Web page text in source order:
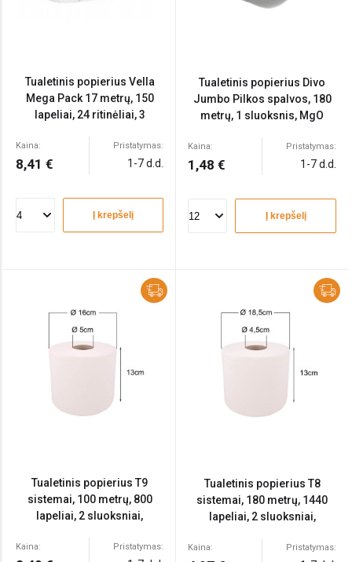
Tualetinis popierius Vella
Mega Pack 17 metrų, 150
lapeliai, 24 ritinėliai, 3
Kaina:
8,41 €
Pristatymas:
1-7 d.d.
Į krepšelį
Tualetinis popierius Divo
Jumbo Pilkos spalvos, 180
metrų, 1 sluoksnis, MgO
Kaina:
1,48 €
Pristatymas:
1-7 d.d.
Į krepšelį
Tualetinis popierius T9
sistemai, 100 metrų, 800
lapeliai, 2 sluoksniai,
Kaina: Pristatymas:
Tualetinis popierius T8
sistemai, 180 metrų, 1440
lapeliai, 2 sluoksniai,
Kaina: Pristatymas: